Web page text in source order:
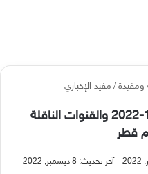
ومفيدة / مفيد الإخباري
مباريات اليوم السبت 26-11-2022 والقنوات الناقلة
قطر
آخر تحديث: 8 ديسمبر, 2022